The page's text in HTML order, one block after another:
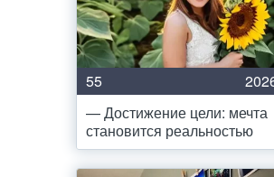
55
— Достижение цели: мечта
становится реальностью